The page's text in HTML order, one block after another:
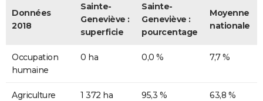
Données
2018
Sainte-
Geneviève :
superficie
Sainte-
Geneviève :
pourcentage
Moyenne
nationale
Occupation
humaine
0 ha 0,0 % 7,7 %
Agriculture 1 372 ha 95,3 % 63,8 %